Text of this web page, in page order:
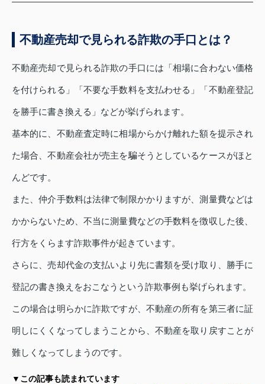
不動産売却で見られる詐欺の手口とは？
不動産売却で見られる詐欺の手口には「相場に合わない価格
を付けられる」「不要な手数料を支払わせる」「不動産登記
を勝手に書き換える」などが挙げられます。
基本的に、不動産査定時に相場からかけ離れた額を提示され
た場合、不動産会社が売主を騙そうとしているケースがほと
んどです。
また、仲介手数料は法律で制限かかりますが、測量費などは
かからないため、不当に測量費などの手数料を徴収した後、
行方をくらます詐欺事件が起きています。
さらに、売却代金の支払いより先に書類を受け取り、勝手に
登記の書き換えをおこなうという詐欺事例も挙げられます。
この場合は明らかに詐欺ですが、不動産の所有を第三者に証
明しにくくなってしまうことから、不動産を取り戻すことが
難しくなってしまうのです。
▼この記事も読まれています